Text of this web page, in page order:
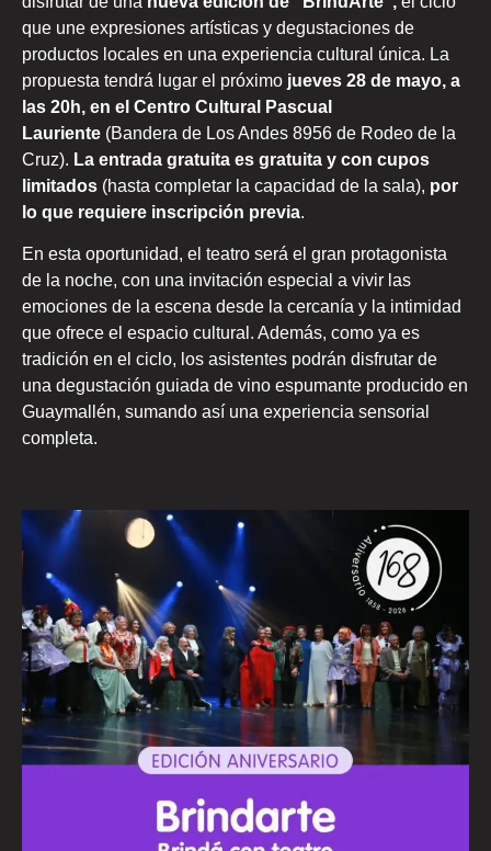
que une expresiones artísticas y degustaciones de
productos locales en una experiencia cultural única. La
propuesta tendrá lugar el próximo jueves 28 de mayo, a
las 20h, en el Centro Cultural Pascual
Lauriente (Bandera de Los Andes 8956 de Rodeo de la
Cruz). La entrada gratuita es gratuita y con cupos
limitados (hasta completar la capacidad de la sala), por
lo que requiere inscripción previa.
En esta oportunidad, el teatro será el gran protagonista
de la noche, con una invitación especial a vivir las
emociones de la escena desde la cercanía y la intimidad
que ofrece el espacio cultural. Además, como ya es
tradición en el ciclo, los asistentes podrán disfrutar de
una degustación guiada de vino espumante producido en
Guaymallén, sumando así una experiencia sensorial
completa.